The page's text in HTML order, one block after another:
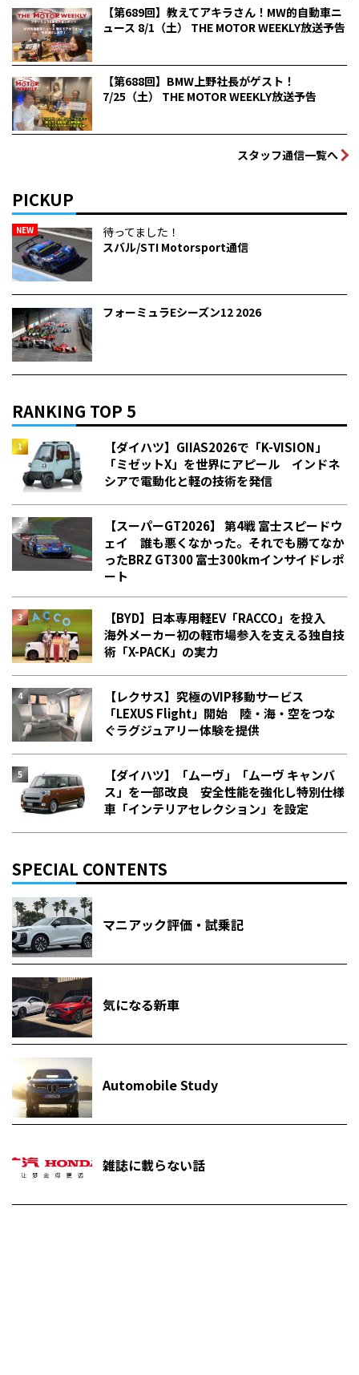
【第689回】教えてアキラさん！MW的自動車ニ
ュース 8/1（土） THE MOTOR WEEKLY放送予告
【第688回】BMW上野社長がゲスト！
7/25（土） THE MOTOR WEEKLY放送予告
スタッフ通信一覧へ
PICKUP
NEW
待ってました！
スバル/STI Motorsport通信
フォーミュラEシーズン12 2026
RANKING TOP 5
【ダイハツ】GIIAS2026で「K-VISION」
「ミゼットX」を世界にアピール インドネ
シアで電動化と軽の技術を発信
【スーパーGT2026】 第4戦 富士スピードウ
ェイ 誰も悪くなかった。それでも勝てなか
った――BRZ GT300 富士300kmインサイドレポ
ート
【BYD】日本専用軽EV「RACCO」を投入
海外メーカー初の軽市場参入を支える独自技
術「X-PACK」の実力
【レクサス】究極のVIP移動サービス
「LEXUS Flight」開始 陸・海・空をつな
ぐラグジュアリー体験を提供
【ダイハツ】「ムーヴ」「ムーヴ キャンバ
ス」を一部改良 安全性能を強化し特別仕様
車「インテリアセレクション」を設定
SPECIAL CONTENTS
マニアック評価・試乗記
気になる新車
Automobile Study
雑誌に載らない話